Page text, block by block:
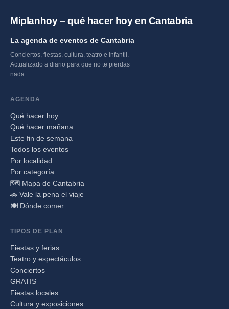
Miplanhoy – qué hacer hoy en Cantabria
La agenda de eventos de Cantabria
Conciertos, fiestas, cultura, teatro e infantil.
Actualizado a diario para que no te pierdas
nada.
AGENDA
Qué hacer hoy
Qué hacer mañana
Este fin de semana
Todos los eventos
Por localidad
Por categoría
🗺️ Mapa de Cantabria
🚗 Vale la pena el viaje
🍽️ Dónde comer
TIPOS DE PLAN
Fiestas y ferias
Teatro y espectáculos
Conciertos
GRATIS
Fiestas locales
Cultura y exposiciones